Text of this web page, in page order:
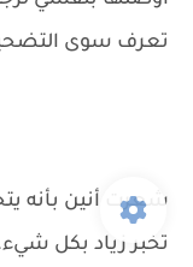
تعرف سوى
شعرت أنين بأنه
تخبر زياد بكل